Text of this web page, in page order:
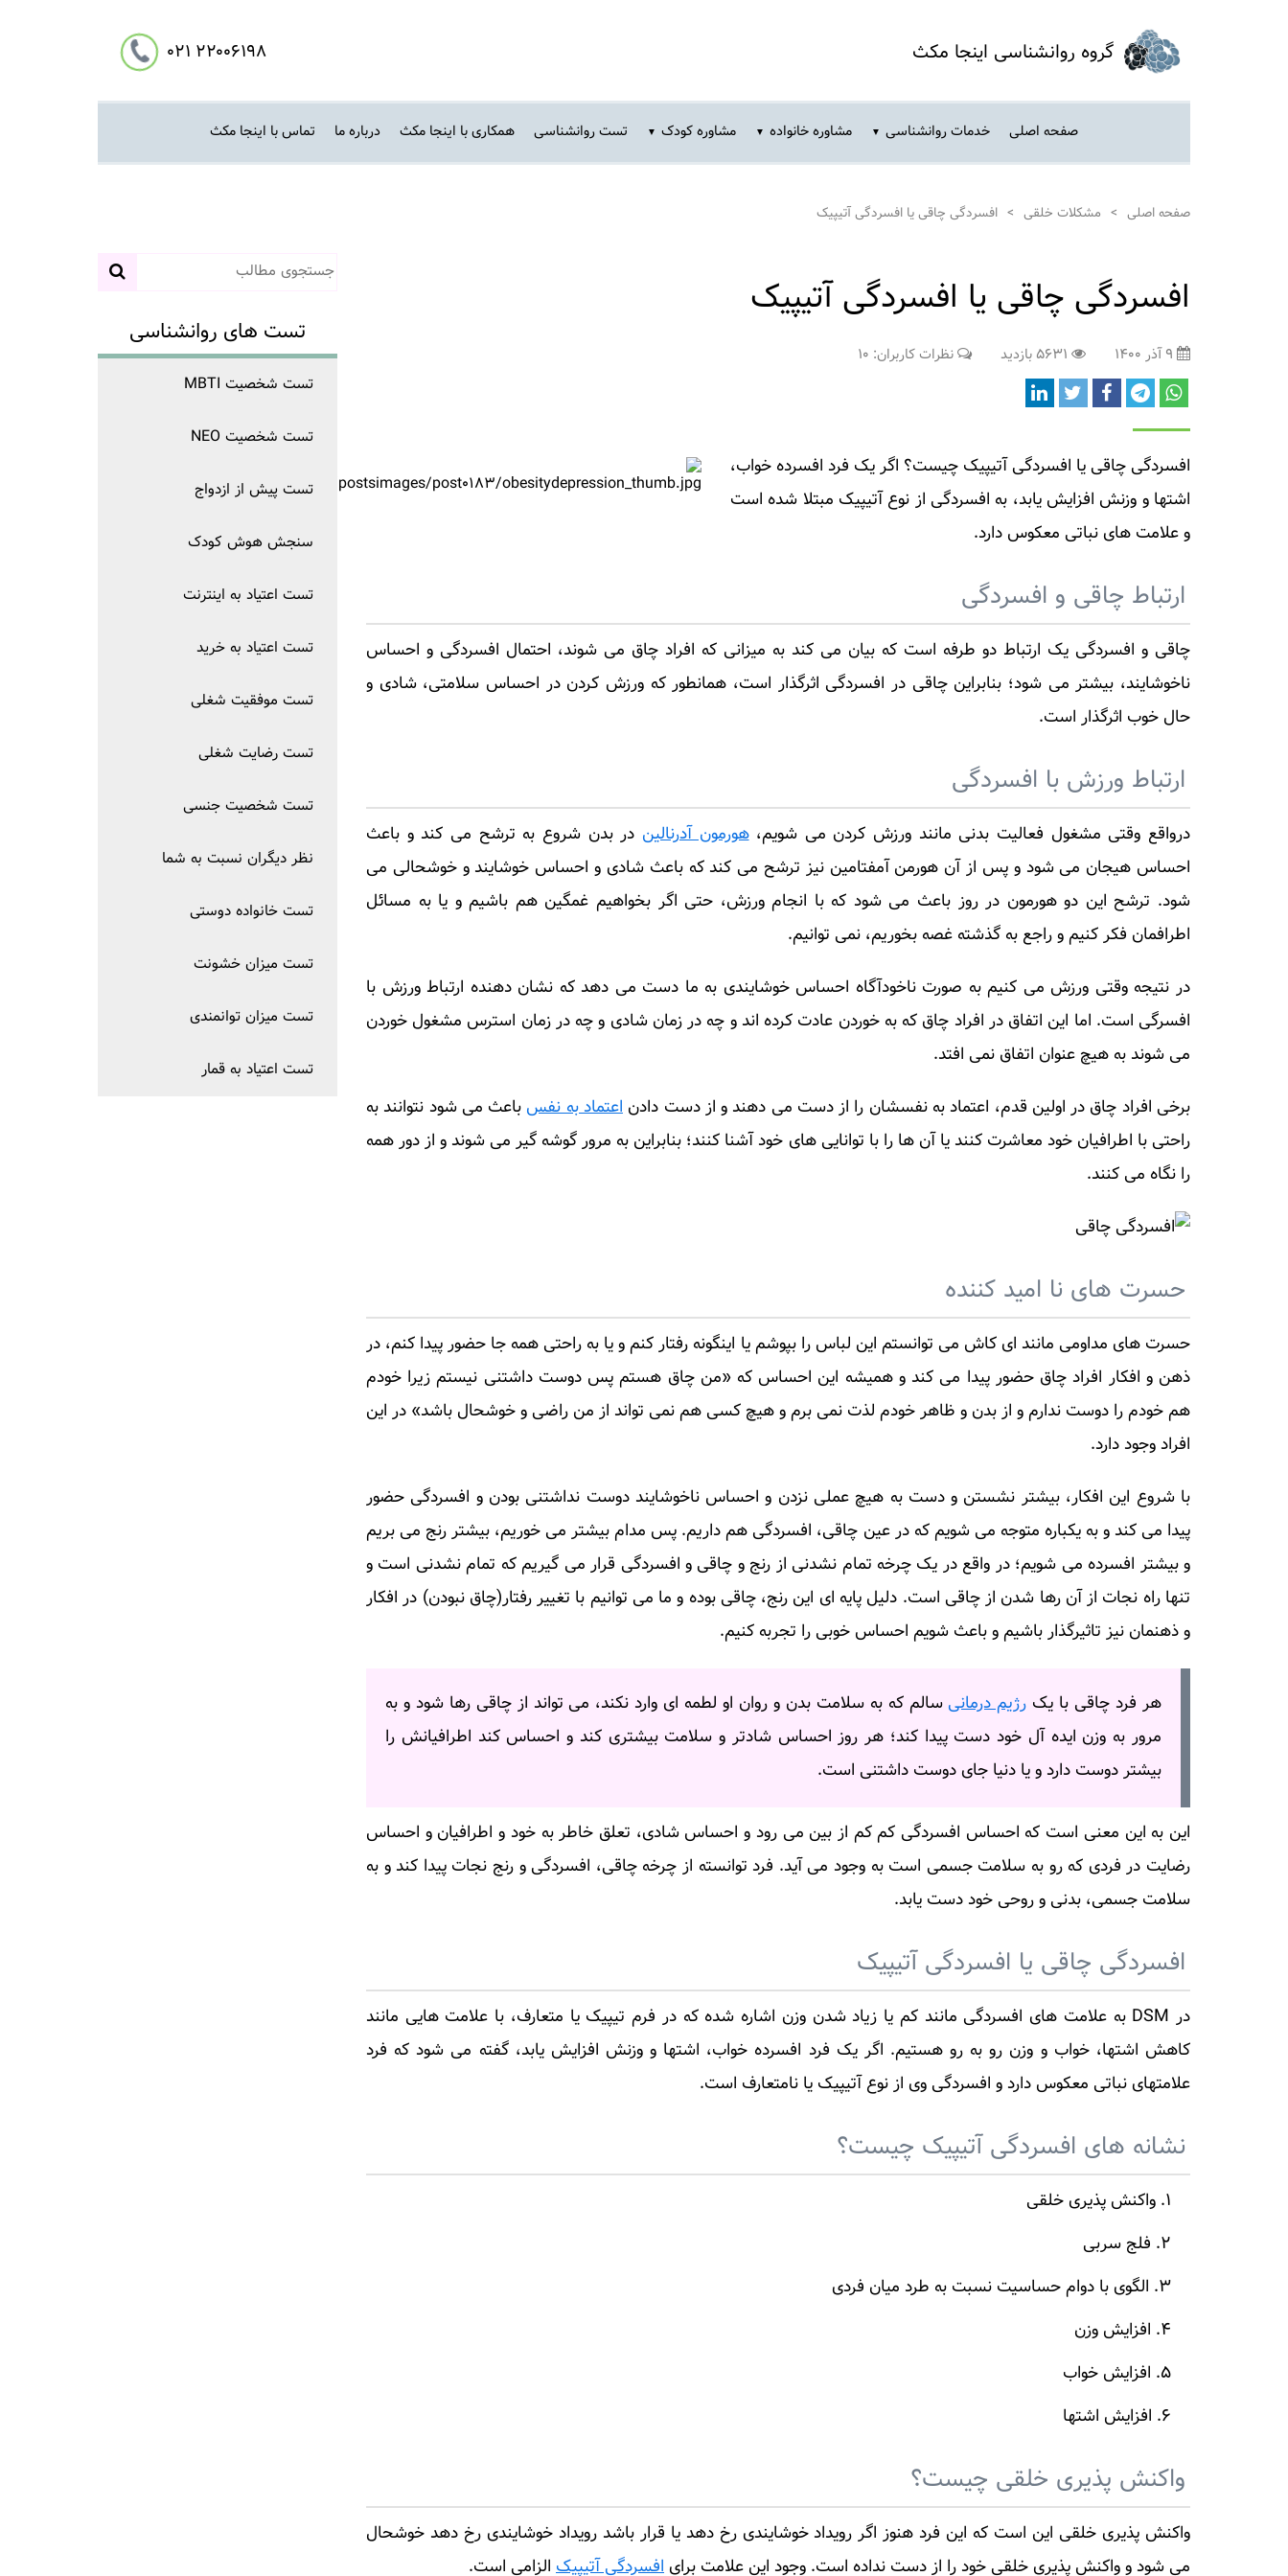
۲۲۰۰۶۱۹۸ ۰۲۱ گروه روانشناسی اینجا مکث
صفحه اصلی خدمات روانشناسی مشاوره خانواده مشاوره کودک تست روانشناسی همکاری با اینجا مکث درباره ما تماس با اینجا مکث
صفحه اصلی > مشکلات خلقی > افسردگی چاقی یا افسردگی آتیپیک
افسردگی چاقی یا افسردگی آتیپیک
نظرات کاربران: ۱۰
افسردگی چاقی یا افسردگی آتیپیک چیست؟ اگر یک فرد افسرده خواب،
اشتها و وزنش افزایش یابد، به افسردگی از نوع آتیپیک مبتلا شده است
و علامت های نباتی معکوس دارد.
ارتباط چاقی و افسردگی
چاقی و افسردگی یک ارتباط دو طرفه است که بیان می کند به میزانی که افراد چاق می شوند، احتمال افسردگی و احساس
ناخوشایند، بیشتر می شود؛ بنابراین چاقی در افسردگی اثرگذار است، همانطور که ورزش کردن در احساس سلامتی، شادی و
حال خوب اثرگذار است.
ارتباط ورزش با افسردگی
درواقع وقتی مشغول فعالیت بدنی مانند ورزش کردن می شویم،هورمون آدرنالین در بدن شروع به ترشح می کند و باعث
احساس هیجان می شود و پس از آن هورمن آمفتامین نیز ترشح می کند که باعث شادی و احساس خوشایند و خوشحالی می
شود. ترشح این دو هورمون در روز باعث می شود که با انجام ورزش، حتی اگر بخواهیم غمگین هم باشیم و یا به مسائل
اطرافمان فکر کنیم و راجع به گذشته غصه بخوریم، نمی توانیم.
در نتیجه وقتی ورزش می کنیم به صورت ناخودآگاه احساس خوشایندی به ما دست می دهد که نشان دهنده ارتباط ورزش با
افسرگی است. اما این اتفاق در افراد چاق که به خوردن عادت کرده اند و چه در زمان شادی و چه در زمان استرس مشغول خوردن
می شوند به هیچ عنوان اتفاق نمی افتد.
برخی افراد چاق در اولین قدم، اعتماد به نفسشان را از دست می دهند و از دست دادناعتماد به نفس باعث می شود نتوانند به
راحتی با اطرافیان خود معاشرت کنند یا آن ها را با توانایی های خود آشنا کنند؛ بنابراین به مرور گوشه گیر می شوند و از دور همه
را نگاه می کنند.
حسرت های نا امید کننده
حسرت های مداومی مانند ای کاش می توانستم این لباس را بپوشم یا اینگونه رفتار کنم و یا به راحتی همه جا حضور پیدا کنم، در
ذهن و افکار افراد چاق حضور پیدا می کند و همیشه این احساس که «من چاق هستم پس دوست داشتنی نیستم زیرا خودم
هم خودم را دوست ندارم و از بدن و ظاهر خودم لذت نمی برم و هیچ کسی هم نمی تواند از من راضی و خوشحال باشد» در این
افراد وجود دارد.
با شروع این افکار، بیشتر نشستن و دست به هیچ عملی نزدن و احساس ناخوشایند دوست نداشتنی بودن و افسردگی حضور
پیدا می کند و به یکباره متوجه می شویم که در عین چاقی، افسردگی هم داریم. پس مدام بیشتر می خوریم، بیشتر رنج می بریم
و بیشتر افسرده می شویم؛ در واقع در یک چرخه تمام نشدنی از رنج و چاقی و افسردگی قرار می گیریم که تمام نشدنی است و
تنها راه نجات از آن رها شدن از چاقی است. دلیل پایه ای این رنج، چاقی بوده و ما می توانیم با تغییر رفتار(چاق نبودن) در افکار
و ذهنمان نیز تاثیرگذار باشیم و باعث شویم احساس خوبی را تجربه کنیم.
هر فرد چاقی با یک رژیم درمانی سالم که به سلامت بدن و روان او لطمه ای وارد نکند، می تواند از چاقی رها شود و به
مرور به وزن ایده آل خود دست پیدا کند؛ هر روز احساس شادتر و سلامت بیشتری کند و احساس کند اطرافیانش را
بیشتر دوست دارد و یا دنیا جای دوست داشتنی است.
این به این معنی است که احساس افسردگی کم کم از بین می رود و احساس شادی، تعلق خاطر به خود و اطرافیان و احساس
رضایت در فردی که رو به سلامت جسمی است به وجود می آید. فرد توانسته از چرخه چاقی، افسردگی و رنج نجات پیدا کند و به
سلامت جسمی، بدنی و روحی خود دست یابد.
افسردگی چاقی یا افسردگی آتیپیک
در DSM به علامت های افسردگی مانند کم یا زیاد شدن وزن اشاره شده که در فرم تیپیک یا متعارف، با علامت هایی مانند
کاهش اشتها، خواب و وزن رو به رو هستیم. اگر یک فرد افسرده خواب، اشتها و وزنش افزایش یابد، گفته می شود که فرد
علامتهای نباتی معکوس دارد و افسردگی وی از نوع آتیپیک یا نامتعارف است.
نشانه های افسردگی آتیپیک چیست؟
واکنش پذیری خلقی
فلج سربی
الگوی با دوام حساسیت نسبت به طرد میان فردی
افزایش وزن
افزایش خواب
افزایش اشتها
واکنش پذیری خلقی چیست؟
واکنش پذیری خلقی این است که این فرد هنوز اگر رویداد خوشایندی رخ دهد یا قرار باشد رویداد خوشایندی رخ دهد خوشحال
می شود و واکنش پذیری خلقی خود را از دست نداده است. وجود این علامت برای افسردگی آتیپیک الزامی است.
تست های روانشناسی
تست شخصیت MBTI
تست شخصیت NEO
تست پیش از ازدواج
سنجش هوش کودک
تست اعتیاد به اینترنت
تست اعتیاد به خرید
تست موفقیت شغلی
تست رضایت شغلی
تست شخصیت جنسی
نظر دیگران نسبت به شما
تست خانواده دوستی
تست میزان خشونت
تست میزان توانمندی
تست اعتیاد به قمار